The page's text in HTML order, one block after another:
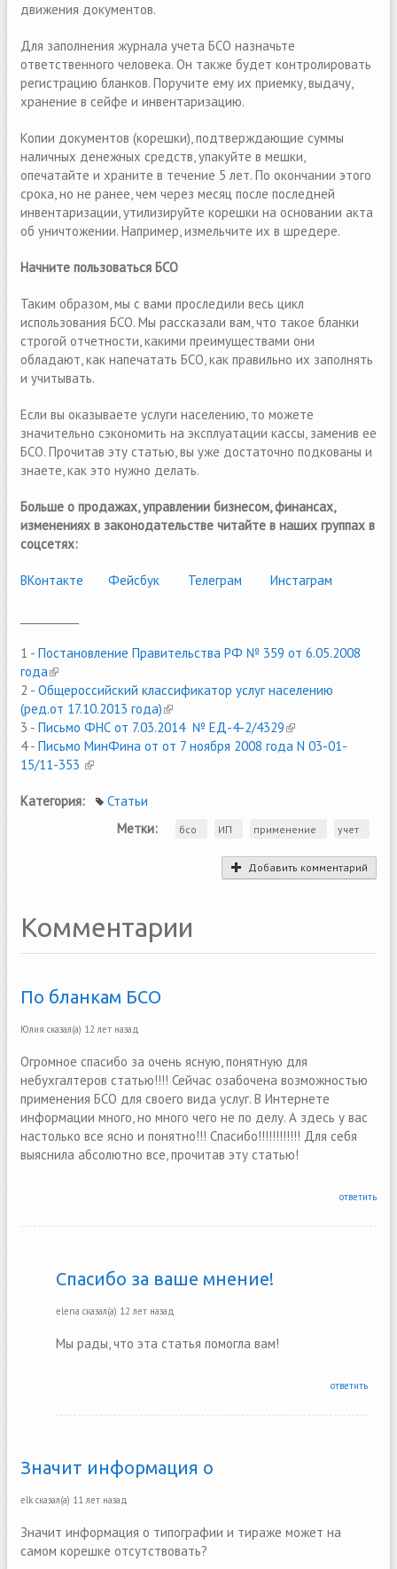
движения документов.
Для заполнения журнала учета БСО назначьте
ответственного человека. Он также будет контролировать
регистрацию бланков. Поручите ему их приемку, выдачу,
хранение в сейфе и инвентаризацию.
Копии документов (корешки), подтверждающие суммы
наличных денежных средств, упакуйте в мешки,
опечатайте и храните в течение 5 лет. По окончании этого
срока, но не ранее, чем через месяц после последней
инвентаризации, утилизируйте корешки на основании акта
об уничтожении. Например, измельчите их в шредере.
Начните пользоваться БСО
Таким образом, мы с вами проследили весь цикл
использования БСО. Мы рассказали вам, что такое бланки
строгой отчетности, какими преимуществами они
обладают, как напечатать БСО, как правильно их заполнять
и учитывать.
Если вы оказываете услуги населению, то можете
значительно сэкономить на эксплуатации кассы, заменив ее
БСО. Прочитав эту статью, вы уже достаточно подкованы и
знаете, как это нужно делать.
Больше о продажах, управлении бизнесом, финансах,
изменениях в законодательстве читайте в наших группах в
соцсетях:
ВКонтакте (link is external)
Фейсбук (link is external)
Телеграм (link is external)
Инстаграм
1 - Постановление Правительства РФ № 359 от 6.05.2008
года(link is external)
2 - Общероссийский классификатор услуг населению
(ред.от 17.10.2013 года)(link is external)
3 - Письмо ФНС от 7.03.2014 № ЕД-4-2/4329(link is external)
4 - Письмо МинФина от от 7 ноября 2008 года N 03-01-
15/11-353 (link is external)
Категория:
Статьи
Метки:
бсо ИП применение учет
Добавить комментарий
Комментарии
По бланкам БСО
Юлия сказал(а) 12 лет назад
Огромное спасибо за очень ясную, понятную для
небухгалтеров статью!!!! Сейчас озабочена возможностью
применения БСО для своего вида услуг. В Интернете
информации много, но много чего не по делу. А здесь у вас
настолько все ясно и понятно!!! Спасибо!!!!!!!!!!!! Для себя
выяснила абсолютно все, прочитав эту статью!
ответить
Спасибо за ваше мнение!
elena сказал(а) 12 лет назад
Мы рады, что эта статья помогла вам!
ответить
Значит информация о
elk сказал(а) 11 лет назад
Значит информация о типографии и тираже может на
самом корешке отсутствовать?